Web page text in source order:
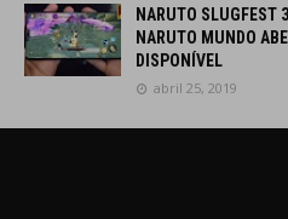
NARUTO SLUGFEST
NARUTO MUNDO
DISPONÍVEL
abril 25, 2019